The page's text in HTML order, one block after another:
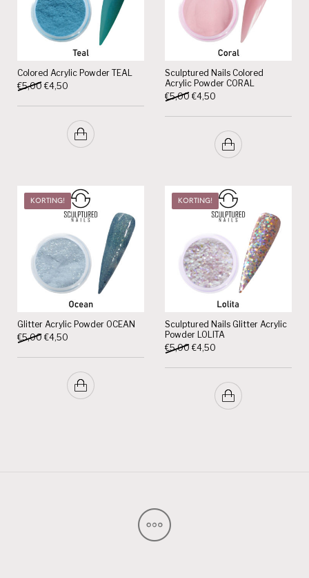
Colored Acrylic Powder TEAL
€5,00 Oorspronkelijke prijs was: €5,00.
€4,50
Sculptured Nails Colored
Acrylic Powder CORAL
€5,00 Oorspronkelijke prijs was:
€4,50
KORTING!
Glitter Acrylic Powder OCEAN
€5,00 Oorspronkelijke prijs was: €5,00.
€4,50
KORTING!
Sculptured Nails Glitter Acrylic
Powder LOLITA
€5,00 Oorspronkelijke prijs was:
€4,50